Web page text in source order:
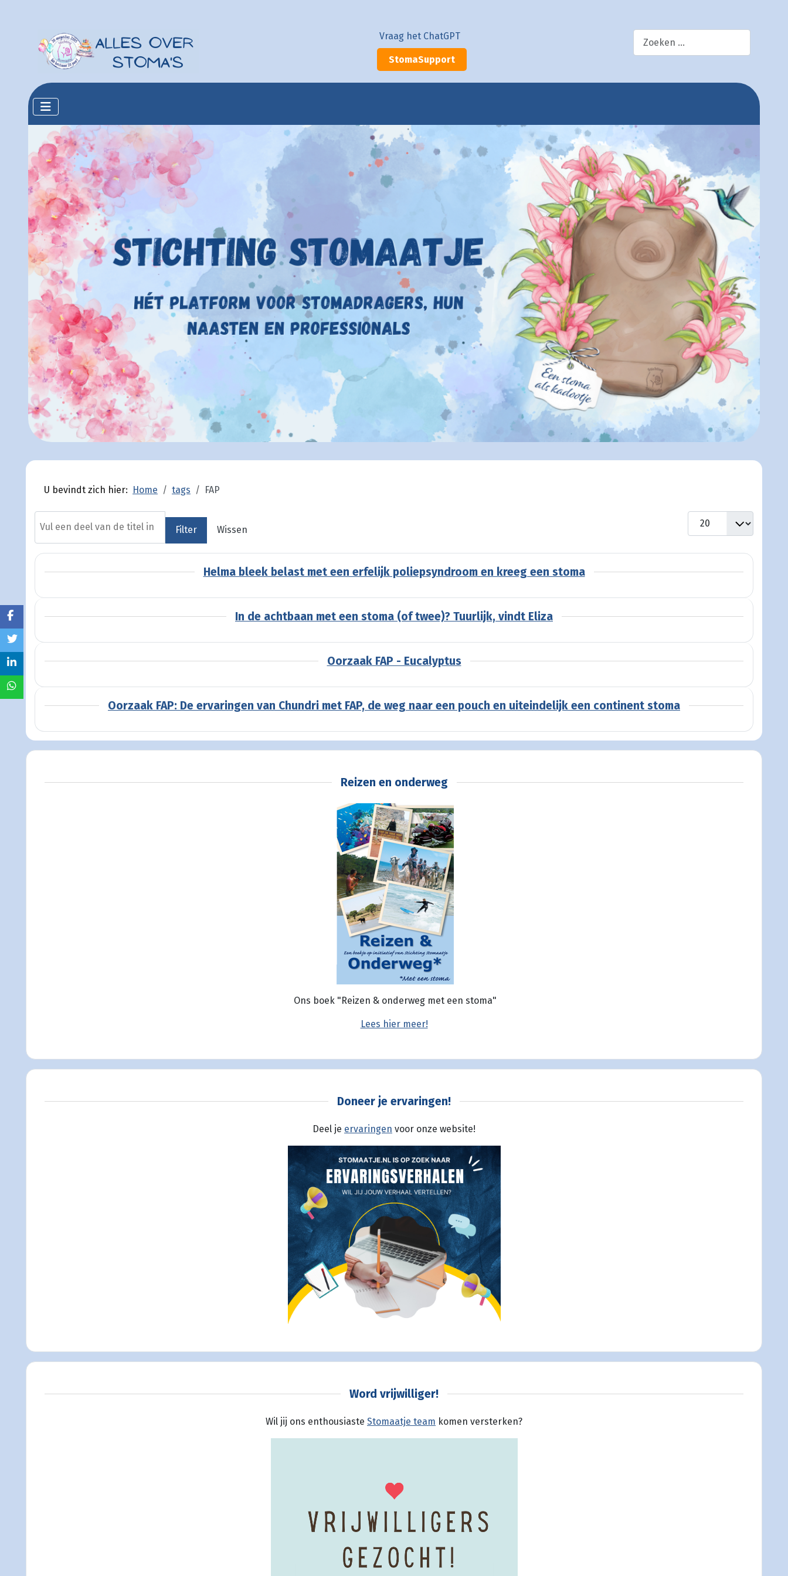
Vraag het ChatGPT
StomaSupport
U bevindt zich hier: Home tags FAP
Filter
Wissen
Toon #
Helma bleek belast met een erfelijk poliepsyndroom en kreeg een stoma
In de achtbaan met een stoma (of twee)? Tuurlijk, vindt Eliza
Oorzaak FAP - Eucalyptus
Oorzaak FAP: De ervaringen van Chundri met FAP, de weg naar een pouch en uiteindelijk een continent stoma
Reizen en onderweg
Ons boek "Reizen & onderweg met een stoma"
Lees hier meer!
Doneer je ervaringen!
Deel je ervaringen voor onze website!
Word vrijwilliger!
Wil jij ons enthousiaste Stomaatje team komen versterken?